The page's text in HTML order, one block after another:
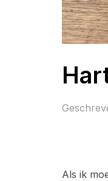
Als ik